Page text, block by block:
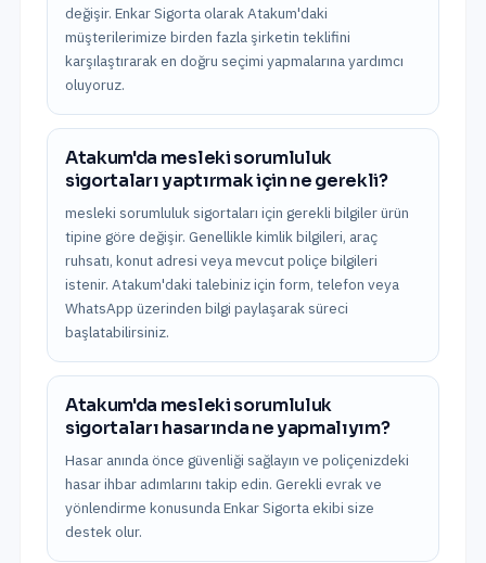
değişir. Enkar Sigorta olarak Atakum'daki
müşterilerimize birden fazla şirketin teklifini
karşılaştırarak en doğru seçimi yapmalarına yardımcı
oluyoruz.
Atakum'da mesleki sorumluluk
sigortaları yaptırmak için ne gerekli?
mesleki sorumluluk sigortaları için gerekli bilgiler ürün
tipine göre değişir. Genellikle kimlik bilgileri, araç
ruhsatı, konut adresi veya mevcut poliçe bilgileri
istenir. Atakum'daki talebiniz için form, telefon veya
WhatsApp üzerinden bilgi paylaşarak süreci
başlatabilirsiniz.
Atakum'da mesleki sorumluluk
sigortaları hasarında ne yapmalıyım?
Hasar anında önce güvenliği sağlayın ve poliçenizdeki
hasar ihbar adımlarını takip edin. Gerekli evrak ve
yönlendirme konusunda Enkar Sigorta ekibi size
destek olur.